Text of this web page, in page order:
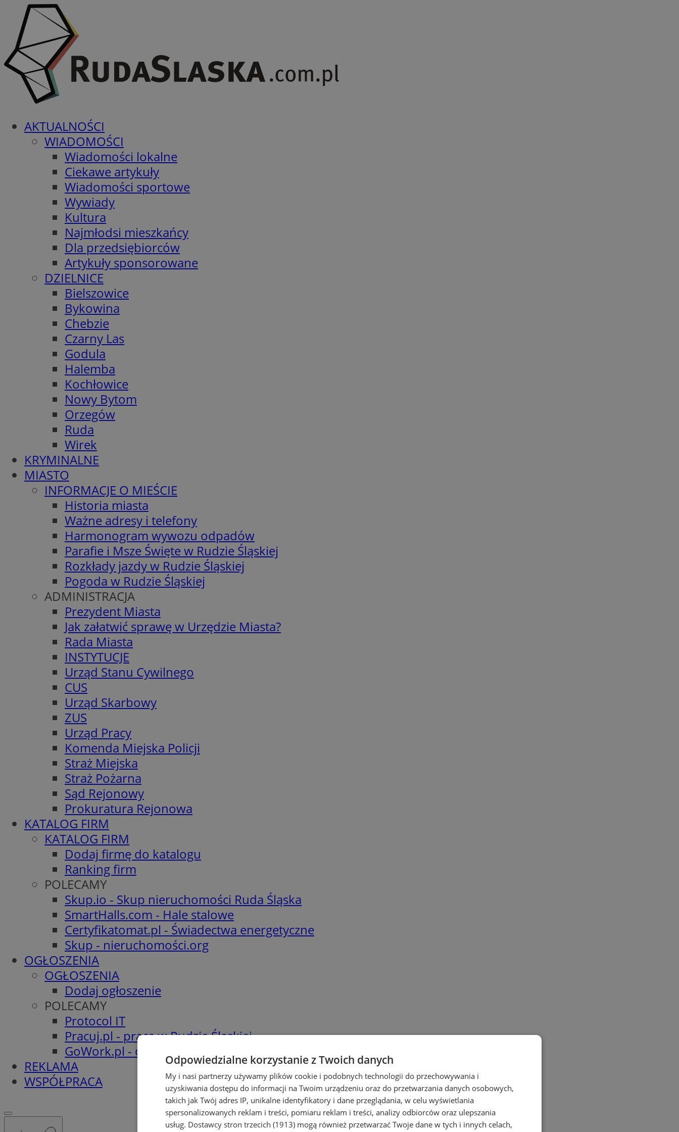
AKTUALNOŚCI
WIADOMOŚCI
Wiadomości lokalne
Ciekawe artykuły
Wiadomości sportowe
Wywiady
Kultura
Najmłodsi mieszkańcy
Dla przedsiębiorców
Artykuły sponsorowane
DZIELNICE
Bielszowice
Bykowina
Chebzie
Czarny Las
Godula
Halemba
Kochłowice
Nowy Bytom
Orzegów
Ruda
Wirek
KRYMINALNE
MIASTO
INFORMACJE O MIEŚCIE
Historia miasta
Ważne adresy i telefony
Harmonogram wywozu odpadów
Parafie i Msze Święte w Rudzie Śląskiej
Rozkłady jazdy w Rudzie Śląskiej
Pogoda w Rudzie Śląskiej
ADMINISTRACJA
Prezydent Miasta
Jak załatwić sprawę w Urzędzie Miasta?
Rada Miasta
INSTYTUCJE
Urząd Stanu Cywilnego
CUS
Urząd Skarbowy
ZUS
Urząd Pracy
Komenda Miejska Policji
Straż Miejska
Straż Pożarna
Sąd Rejonowy
Prokuratura Rejonowa
KATALOG FIRM
KATALOG FIRM
Dodaj firmę do katalogu
Ranking firm
POLECAMY
Skup.io - Skup nieruchomości Ruda Śląska
SmartHalls.com - Hale stalowe
Certyfikatomat.pl - Świadectwa energetyczne
Skup - nieruchomości.org
OGŁOSZENIA
OGŁOSZENIA
Dodaj ogłoszenie
POLECAMY
Protocol IT
Pracuj.pl - praca w Rudzie Śląskiej
GoWork.pl - oferty pracy
REKLAMA
WSPÓŁPRACA
Odpowiedzialne korzystanie z Twoich danych
My i nasi partnerzy używamy plików cookie i podobnych technologii do przechowywania i
uzyskiwania dostępu do informacji na Twoim urządzeniu oraz do przetwarzania danych osobowych,
takich jak Twój adres IP, unikalne identyfikatory i dane przeglądania, w celu wyświetlania
spersonalizowanych reklam i treści, pomiaru reklam i treści, analizy odbiorców oraz ulepszania
usług. Dostawcy stron trzecich (1913) mogą również przetwarzać Twoje dane w tych i innych celach,